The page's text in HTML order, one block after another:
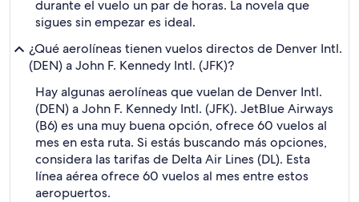
durante el vuelo un par de horas. La novela que
sigues sin empezar es ideal.
¿Qué aerolíneas tienen vuelos directos de Denver Intl.
(DEN) a John F. Kennedy Intl. (JFK)?
Hay algunas aerolíneas que vuelan de Denver Intl.
(DEN) a John F. Kennedy Intl. (JFK). JetBlue Airways
(B6) es una muy buena opción, ofrece 60 vuelos al
mes en esta ruta. Si estás buscando más opciones,
considera las tarifas de Delta Air Lines (DL). Esta
línea aérea ofrece 60 vuelos al mes entre estos
aeropuertos.